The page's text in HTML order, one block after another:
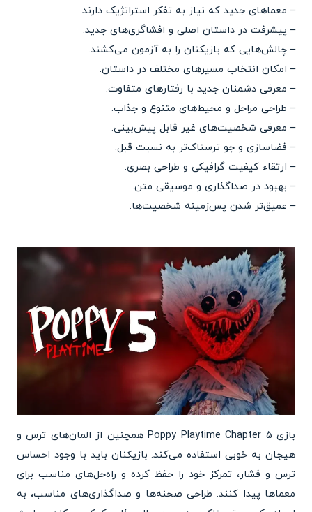
– معماهای جدید که نیاز به تفکر استراتژیک دارند.
– پیشرفت در داستان اصلی و افشاگری‌های جدید.
– چالش‌هایی که بازیکنان را به آزمون می‌کشند.
– امکان انتخاب مسیرهای مختلف در داستان.
– معرفی دشمنان جدید با رفتارهای متفاوت.
– طراحی مراحل و محیط‌های متنوع و جذاب.
– معرفی شخصیت‌های غیر قابل پیش‌بینی.
– فضاسازی و جو ترسناک‌تر به نسبت قبل.
– ارتقاء کیفیت گرافیکی و طراحی بصری.
– بهبود در صداگذاری و موسیقی متن.
– عمیق‌تر شدن پس‌زمینه شخصیت‌ها.
بازی Poppy Playtime Chapter 5 همچنین از المان‌های ترس و
هیجان به خوبی استفاده می‌کند. بازیکنان باید با وجود احساس
ترس و فشار، تمرکز خود را حفظ کرده و راه‌حل‌های مناسب برای
معماها پیدا کنند. طراحی صحنه‌ها و صداگذاری‌های مناسب، به